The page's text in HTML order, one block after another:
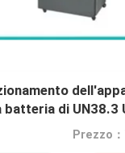
batteria di UN38.3
Prezzo